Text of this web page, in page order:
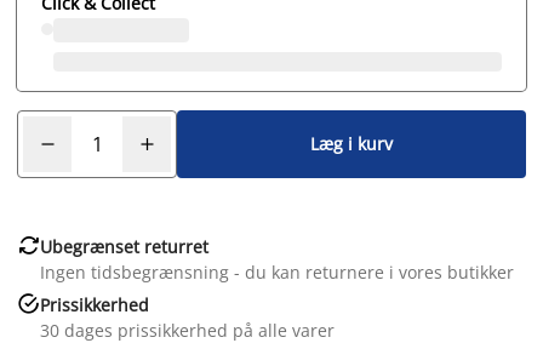
Læg i kurv
Ubegrænset returret
Ingen tidsbegrænsning - du kan returnere i vores butikker
Prissikkerhed
30 dages prissikkerhed på alle varer